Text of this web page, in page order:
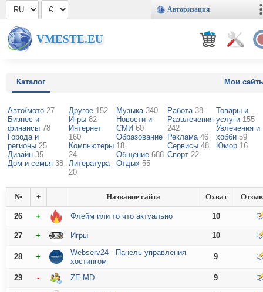
Авторизация
VMESTE.EU
Каталог Мои
Авто/мото 27
Бизнес и
финансы 78
Города и
регионы 25
Дизайн 35
Дом и семья 38
Другое 152
Игры 82
Интернет
160
Компьютеры
24
Литература
20
Музыка 340
Новости и
СМИ 60
Образование
18
Общение 688
Отдых 55
Работа 38
Развлечения
242
Реклама 46
Сервисы 48
Спорт 22
Товары и
услуги 155
Увлечения и
хобби 59
Юмор 16
№ ± Название сайта Охват
26 + Флейм или то что актуально 10
27 + Игры 10
28 +
Webserv24 - Панель управления
хостингом
9
29 - ZE.MD 9